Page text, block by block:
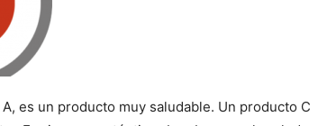
es un producto muy saludable. Un producto C